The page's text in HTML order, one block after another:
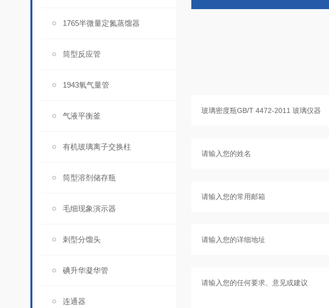
1765半微量定氮蒸馏器
筒型反应管
1943氧气量管
气液平衡釜
有机玻璃离子交换柱
筒型溶剂储存瓶
毛细现象演示器
刺型分馏头
碘升华凝华管
连通器